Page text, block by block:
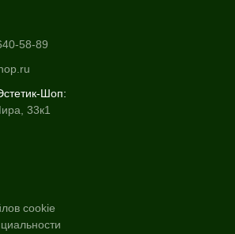
58-89
Шоп:
33к1
cookie